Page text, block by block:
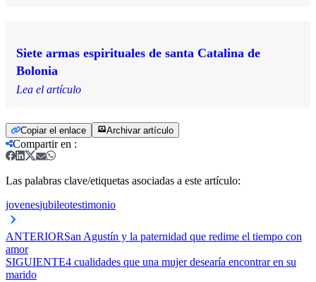
Siete armas espirituales de santa Catalina de
Bolonia
Lea el artículo
Copiar el enlace Archivar artículo
Compartir en :
Las palabras clave/etiquetas asociadas a este artículo:
jovenesjubileotestimonio
ANTERIORSan Agustín y la paternidad que redime el tiempo con
amor
SIGUIENTE4 cualidades que una mujer desearía encontrar en su
marido